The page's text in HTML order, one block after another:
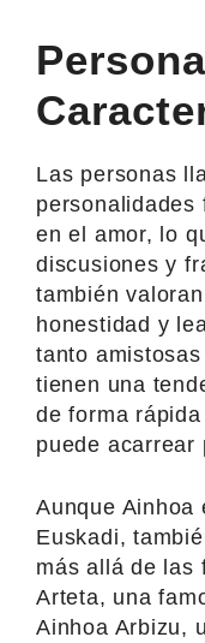
Las personas
personalidades
en el amor, lo
discusiones y
también
honestidad y
tanto
tienen una
de forma
puede acarrear
Aunque Ainhoa
Euskadi,
más allá de las
Arteta, una
Ainhoa Arbizu,